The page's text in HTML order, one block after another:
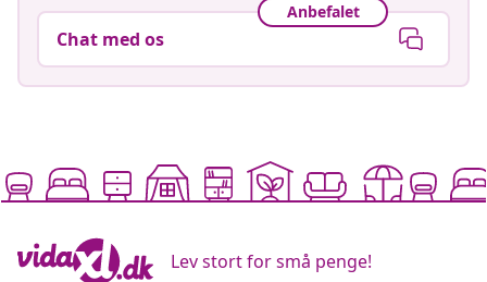
Anbefalet
Chat med os
Lev stort for små penge!